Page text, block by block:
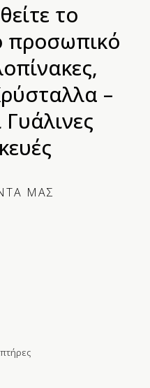
το
προσωπικό
–
Γυάλινες
ΜΑΣ